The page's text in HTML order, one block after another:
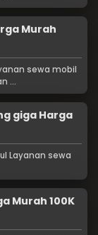
Murah
sewa mobil
...
giga Harga
Layanan sewa
Murah 100K